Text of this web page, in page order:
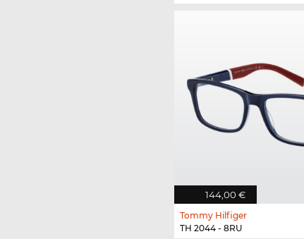
144,00 €
Tommy Hilfiger
TH 2044 - 8RU